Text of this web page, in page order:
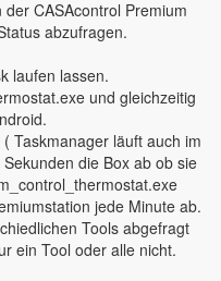
CASAcontrol Premium
abzufragen.
laufen lassen.
und gleichzeitig
Taskmanager läuft auch im
die Box ab ob sie
jede Minute ab.
Tools abgefragt
ein Tool oder alle nicht.